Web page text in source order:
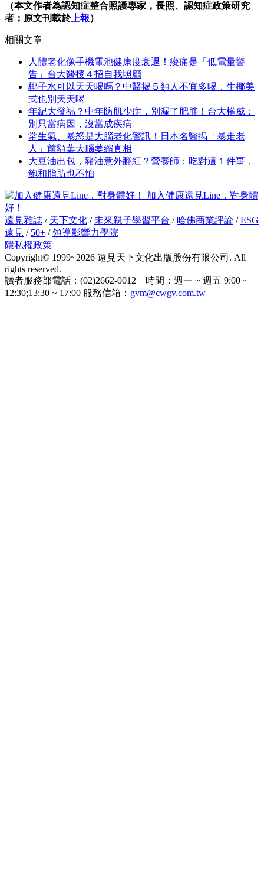
（本文作者為認知症整合照護專家，長照、認知症政策研究
者；原文刊載於上報）
相關文章
人體老化像手機電池健康度衰退！痠痛是「低電量警
告」台大醫授４招自我照顧
椰子水可以天天喝嗎？中醫揭５類人不宜多喝，生椰美
式也別天天喝
年紀大發福？中年防肌少症，別漏了肥胖！台大權威：
別只當病因，沒當成疾病
常生氣、暴怒是大腦老化警訊！日本名醫揭「暴走老
人」前額葉大腦萎縮真相
大豆油出包，豬油意外翻紅？營養師：吃對這１件事，
飽和脂肪也不怕
加入健康遠見Line，對身體
好！
遠見雜誌 / 天下文化 / 未來親子學習平台 / 哈佛商業評論 /ESG
遠見 / 50+ /領導影響力學院
隱私權政策
Copyright© 1999~2026 遠見天下文化出版股份有限公司. All
rights reserved.
讀者服務部電話：(02)2662-0012 時間：週一 ~ 週五 9:00 ~
12:30;13:30 ~ 17:00 服務信箱： gvm@cwgv.com.tw